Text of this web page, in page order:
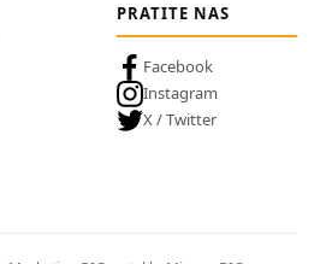
PRATITE NAS
Facebook
Instagram
X / Twitter